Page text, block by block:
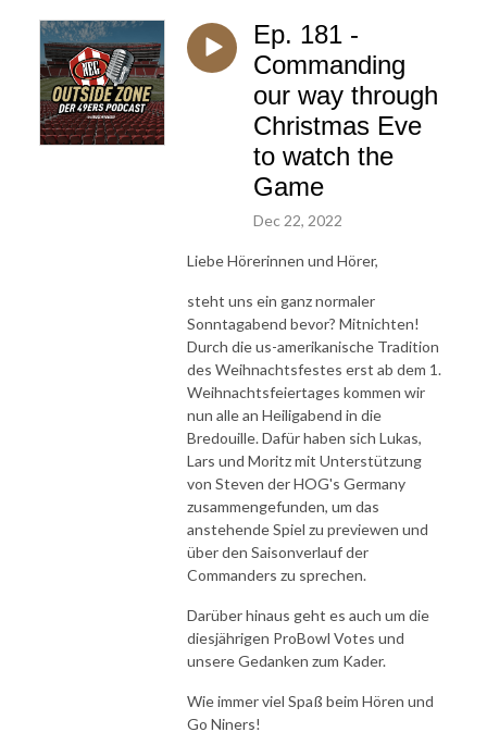
Ep. 181 -
Commanding
our way through
Christmas Eve
to watch the
Game
Dec 22, 2022
Liebe Hörerinnen und Hörer,
steht uns ein ganz normaler
Sonntagabend bevor? Mitnichten!
Durch die us-amerikanische Tradition
des Weihnachtsfestes erst ab dem 1.
Weihnachtsfeiertages kommen wir
nun alle an Heiligabend in die
Bredouille. Dafür haben sich Lukas,
Lars und Moritz mit Unterstützung
von Steven der HOG's Germany
zusammengefunden, um das
anstehende Spiel zu previewen und
über den Saisonverlauf der
Commanders zu sprechen.
Darüber hinaus geht es auch um die
diesjährigen ProBowl Votes und
unsere Gedanken zum Kader.
Wie immer viel Spaß beim Hören und
Go Niners!